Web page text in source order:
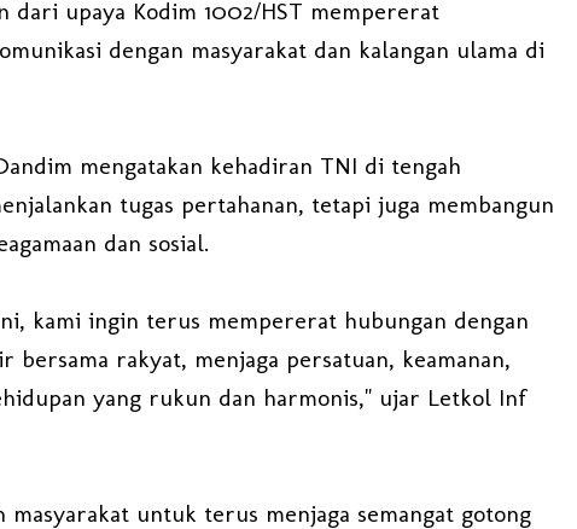
dari upaya Kodim 1002/HST mempererat
dengan masyarakat dan kalangan ulama di
mengatakan kehadiran TNI di tengah
tugas pertahanan, tetapi juga membangun
dan sosial.
kami ingin terus mempererat hubungan dengan
bersama rakyat, menjaga persatuan, keamanan,
yang rukun dan harmonis," ujar Letkol Inf
masyarakat untuk terus menjaga semangat gotong